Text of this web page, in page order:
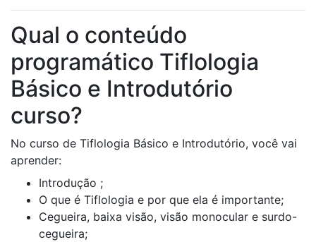
Qual o conteúdo
programático Tiflologia
Básico e Introdutório
curso?
No curso de Tiflologia Básico e Introdutório, você vai
aprender:
Introdução ;
O que é Tiflologia e por que ela é importante;
Cegueira, baixa visão, visão monocular e surdo-
cegueira;